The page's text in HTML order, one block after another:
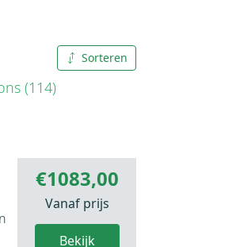
Sorteren
(114)
€1083,00
Vanaf prijs
Bekijk